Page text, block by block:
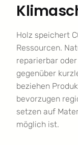
Holz speichert
Ressourcen.
reparierbar
gegenüber
beziehen
bevorzugen
setzen auf
möglich ist.